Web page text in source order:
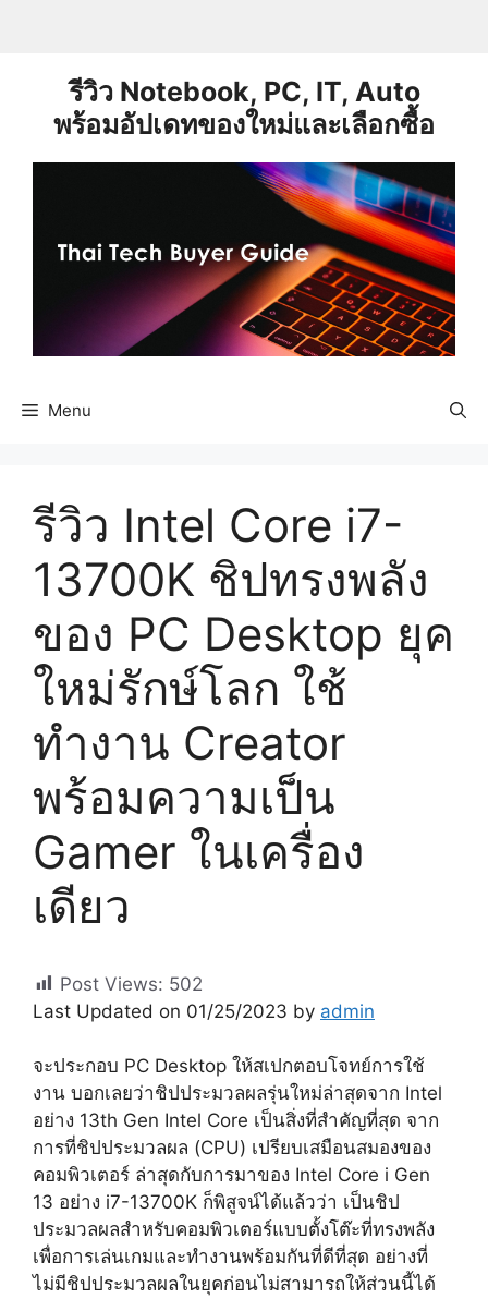
รีวิว Notebook, PC, IT, Auto
พร้อมอัปเดทของใหม่และเลือกซื้อ
Menu
รีวิว Intel Core i7-
13700K ชิปทรงพลัง
ของ PC Desktop ยุค
ใหม่รักษ์โลก ใช้
ทำงาน Creator
พร้อมความเป็น
Gamer ในเครื่อง
เดียว
Post Views: 502
Last Updated on 01/25/2023 by admin
จะประกอบ PC Desktop ให้สเปกตอบโจทย์การใช้
งาน บอกเลยว่าชิปประมวลผลรุ่นใหม่ล่าสุดจาก Intel
อย่าง 13th Gen Intel Core เป็นสิ่งที่สำคัญที่สุด จาก
การที่ชิปประมวลผล (CPU) เปรียบเสมือนสมองของ
คอมพิวเตอร์ ล่าสุดกับการมาของ Intel Core i Gen
13 อย่าง i7-13700K ก็พิสูจน์ได้แล้วว่า เป็นชิป
ประมวลผลสำหรับคอมพิวเตอร์แบบตั้งโต๊ะที่ทรงพลัง
เพื่อการเล่นเกมและทำงานพร้อมกันที่ดีที่สุด อย่างที่
ไม่มีชิปประมวลผลในยุคก่อนไม่สามารถให้ส่วนนี้ได้